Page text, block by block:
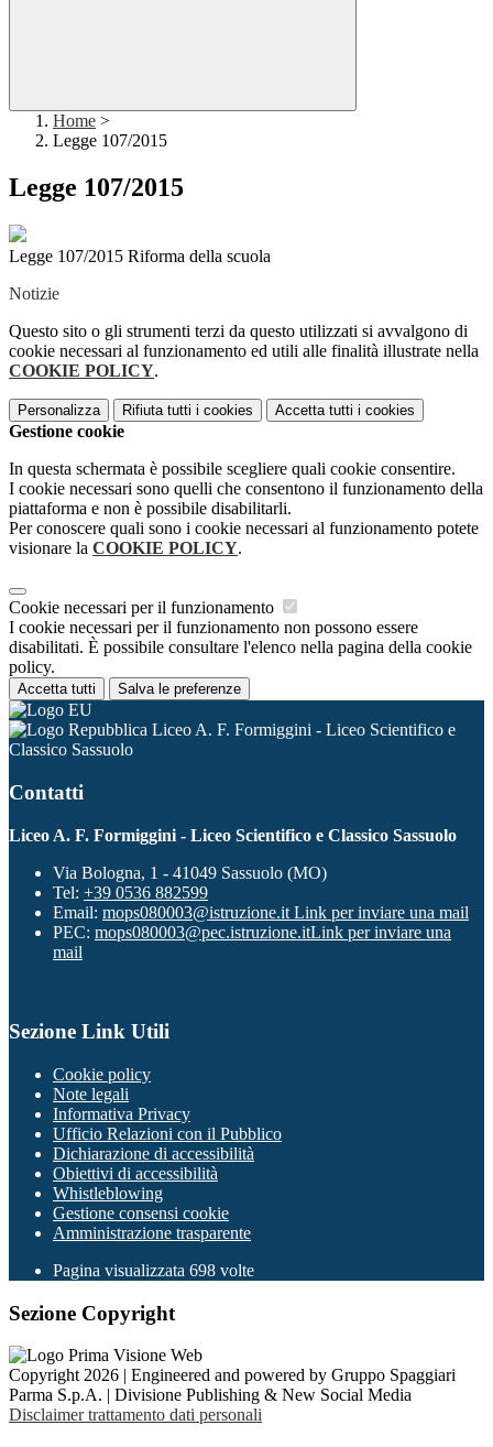
Home >
Legge 107/2015
Legge 107/2015
Legge 107/2015 Riforma della scuola
Notizie
Questo sito o gli strumenti terzi da questo utilizzati si avvalgono di
cookie necessari al funzionamento ed utili alle finalità illustrate nella
COOKIE POLICY.
Personalizza Rifiuta tutti i cookies Accetta tutti i cookies
Gestione cookie
In questa schermata è possibile scegliere quali cookie consentire.
I cookie necessari sono quelli che consentono il funzionamento della
piattaforma e non è possibile disabilitarli.
Per conoscere quali sono i cookie necessari al funzionamento potete
visionare la COOKIE POLICY.
Cookie necessari per il funzionamento
I cookie necessari per il funzionamento non possono essere
disabilitati. È possibile consultare l'elenco nella pagina della cookie
policy.
Accetta tutti Salva le preferenze
Liceo A. F. Formiggini - Liceo Scientifico e
Classico Sassuolo
Contatti
Liceo A. F. Formiggini - Liceo Scientifico e Classico Sassuolo
Via Bologna, 1 - 41049 Sassuolo (MO)
Tel: +39 0536 882599
Email: mops080003@istruzione.it Link per inviare una mail
PEC: mops080003@pec.istruzione.itLink per inviare una
mail
Sezione Link Utili
Cookie policy
Note legali
Informativa Privacy
Ufficio Relazioni con il Pubblico
Dichiarazione di accessibilità
Obiettivi di accessibilità
Whistleblowing
Gestione consensi cookie
Amministrazione trasparente
Pagina visualizzata 698 volte
Sezione Copyright
Copyright 2026 | Engineered and powered by Gruppo Spaggiari
Parma S.p.A. | Divisione Publishing & New Social Media
Disclaimer trattamento dati personali